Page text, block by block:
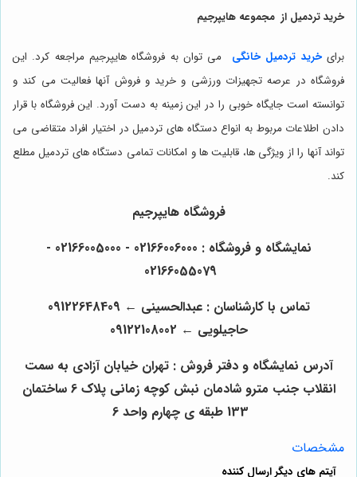
خرید تردمیل از مجموعه هایپرجیم
برایخرید تردمیل خانگی
می توان به فروشگاه هایپرجیم مراجعه کرد. این
فروشگاه در عرصه تجهیزات ورزشی و خرید و فروش آنها فعالیت می کند و
توانسته است جایگاه خوبی را در این زمینه به دست آورد. این فروشگاه با قرار
دادن اطلاعات مربوط به انواع دستگاه های تردمیل در اختیار افراد متقاضی می
تواند آنها را از ویژگی ها، قابلیت ها و امکانات تمامی دستگاه های تردمیل مطلع
کند.
فروشگاه هایپرجیم
نمایشگاه و فروشگاه : 02166006000 - 02166005000 -
02166055079
تماس با کارشناسان : عبدالحسینی ←
09122648409
حاجیلویی ←
09122108002
آدرس نمایشگاه و دفتر فروش : تهران خیابان آزادی به سمت
انقلاب جنب مترو شادمان نبش کوچه زمانی پلاک 6 ساختمان
133 طبقه ی چهارم واحد 6
مشخصات